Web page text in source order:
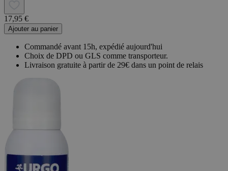
17,95 €
Ajouter au panier
Commandé avant 15h, expédié aujourd'hui
Choix de DPD ou GLS comme transporteur.
Livraison gratuite à partir de 29€ dans un point de relais